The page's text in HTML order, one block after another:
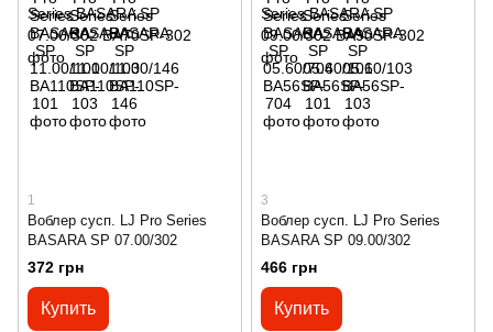
1
Воблер сусп. LJ Pro Series
BASARA SP 07.00/302
372 грн
Купить
3
Воблер сусп. LJ Pro Series
BASARA SP 09.00/302
466 грн
Купить